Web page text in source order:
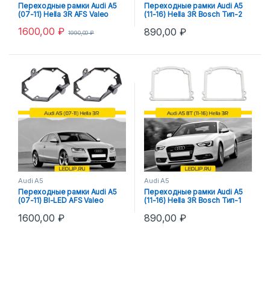
Переходные рамки Audi A5
(07-11) Hella 3R AFS Valeo
1600,00 ₽ 1990,00₽
Переходные рамки Audi A5
(11-16) Hella 3R Bosch Тип-2
890,00₽
Audi A5
Переходные рамки Audi A5
(07-11) BI-LED AFS Valeo
1600,00 ₽
Audi A5
Переходные рамки Audi A5
(11-16) Hella 3R Bosch Тип-1
890,00₽